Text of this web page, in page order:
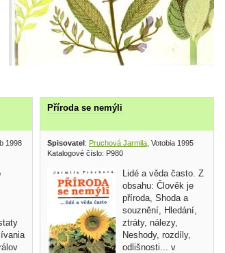
1998
Příroda se nemýli
Spisovatel: Pruchová Jarmila , Votobia 1995
Katalogové číslo: P980
Lidé a věda často. Z
obsahu: Člověk je
příroda, Shoda a
souznění, Hledání,
ztráty, nálezy,
Neshody, rozdíly,
odlišnosti... v